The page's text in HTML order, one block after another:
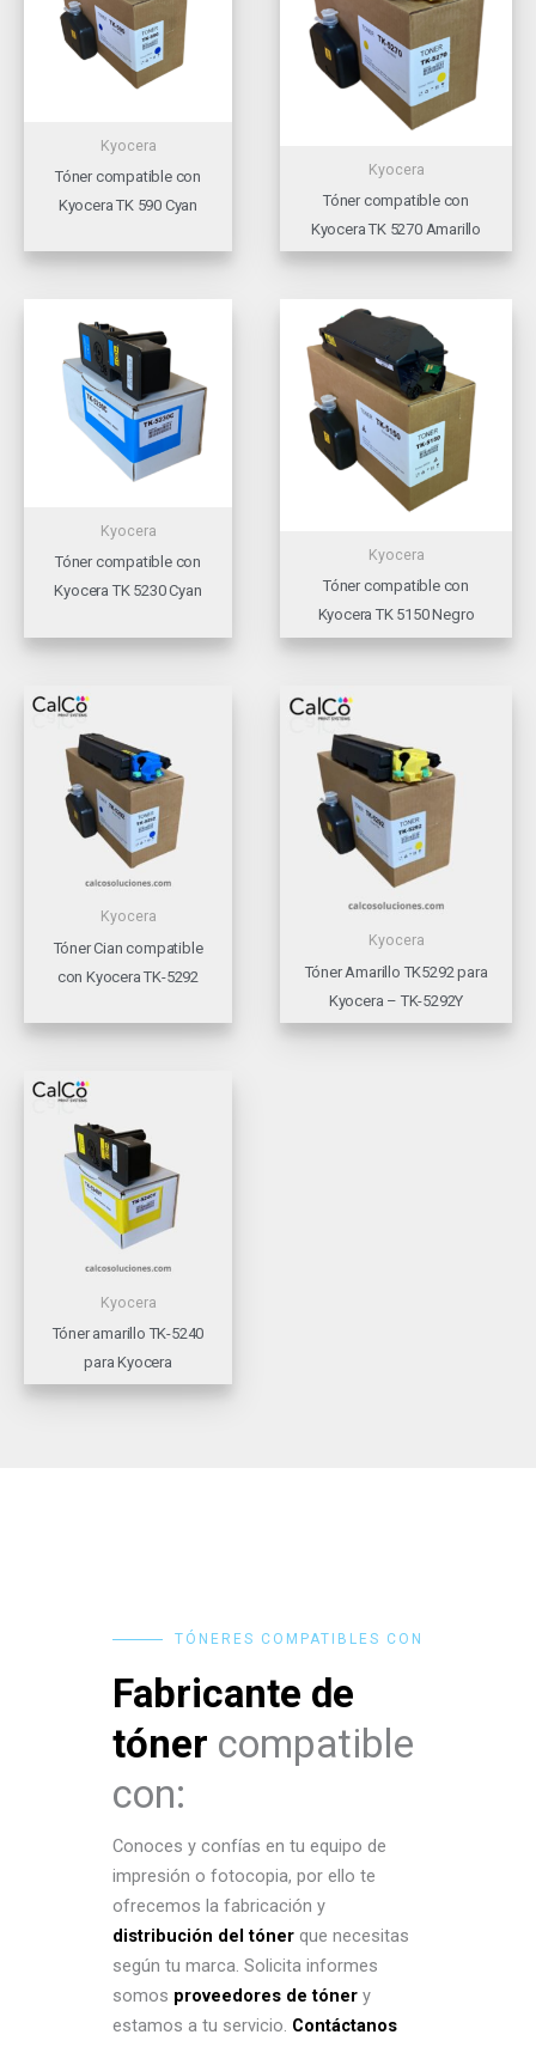
Kyocera
Tóner compatible con
Kyocera TK 590 Cyan
Kyocera
Tóner compatible con
Kyocera TK 5270 Amarillo
Kyocera
Tóner compatible con
Kyocera TK 5230 Cyan
Kyocera
Tóner compatible con
Kyocera TK 5150 Negro
Kyocera
Tóner Cian compatible
con Kyocera TK-5292
Kyocera
Tóner Amarillo TK5292 para
Kyocera – TK-5292Y
Kyocera
Tóner amarillo TK-5240
para Kyocera
TÓNERES COMPATIBLES CON
Fabricante de
tóner compatible
con:
Conoces y confías en tu equipo de
impresión o fotocopia, por ello te
ofrecemos la fabricación y
distribución del tóner que necesitas
según tu marca. Solicita informes
somos proveedores de tóner y
estamos a tu servicio. Contáctanos